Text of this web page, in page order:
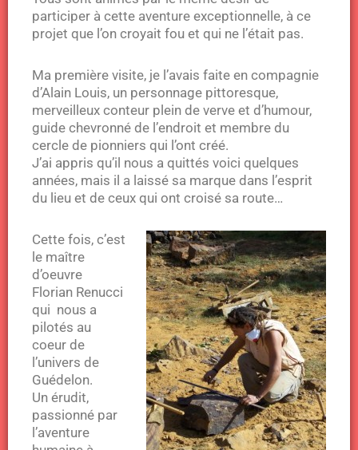
participer à cette aventure exceptionnelle, à ce
projet que l’on croyait fou et qui ne l’était pas.
Ma première visite, je l’avais faite en compagnie
d’Alain Louis, un personnage pittoresque,
merveilleux conteur plein de verve et d’humour,
guide chevronné de l’endroit et membre du
cercle de pionniers qui l’ont créé.
J’ai appris qu’il nous a quittés voici quelques
années, mais il a laissé sa marque dans l’esprit
du lieu et de ceux qui ont croisé sa route…
Cette fois, c’est
le maître
d’oeuvre
Florian Renucci
qui nous a
pilotés au
coeur de
l’univers de
Guédelon.
Un érudit,
passionné par
l’aventure